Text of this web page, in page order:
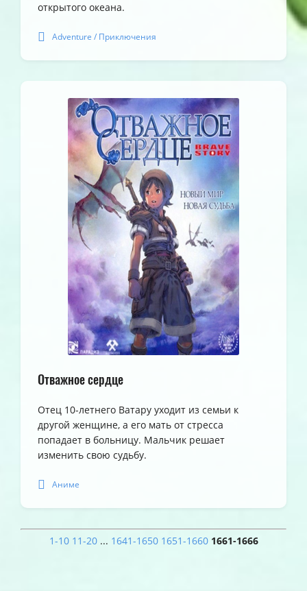
открытого океана.
Adventure / Приключения
Отважное сердце
Отец 10-летнего Ватару уходит из семьи к
другой женщине, а его мать от стресса
попадает в больницу. Мальчик решает
изменить свою судьбу.
Аниме
1-10 11-20 ... 1641-1650 1651-1660 1661-1666